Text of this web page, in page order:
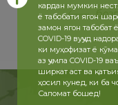
кардан мумкин
ё табобати ягон
замон ягон табобат
COVID-19 вуҷуд
ки муҳофизат ё
аз ҷумла COVID-19
ширкат аст ва
ҳосил кунед, ки ба
Саломат бошед!